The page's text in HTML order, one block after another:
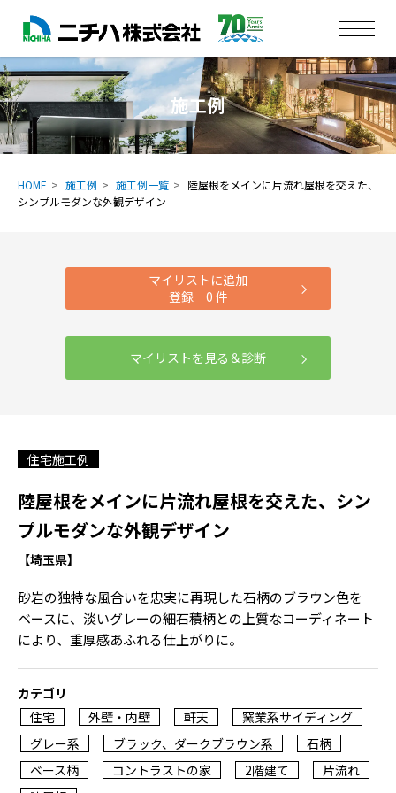
施工例
HOME 施工例 施工例一覧
陸屋根をメインに片流れ屋根を交えた、
シンプルモダンな外観デザイン
マイリストに追加
登録 0 件
マイリストを見る＆診断
住宅施工例
陸屋根をメインに片流れ屋根を交えた、シン
プルモダンな外観デザイン
【埼玉県】
砂岩の独特な風合いを忠実に再現した石柄のブラウン色を
ベースに、淡いグレーの細石積柄との上質なコーディネート
により、重厚感あふれる仕上がりに。
カテゴリ
住宅
外壁・内壁 軒天
窯業系サイディング
グレー系
ブラック、ダークブラウン系
石柄
ベース柄
コントラストの家 2階建て
片流れ